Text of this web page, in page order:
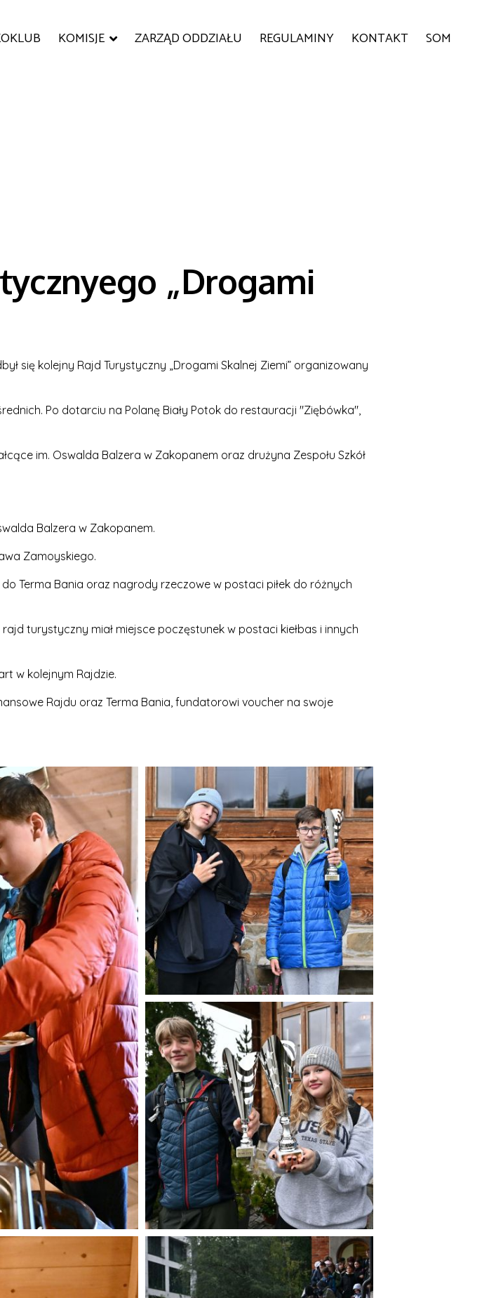
KOMISJE ZARZĄD ODDZIAŁU REGULAMINY KONTAKT SOM
„Drogami
się kolejny Rajd Turystyczny „Drogami Skalnej Ziemi” organizowany
Po dotarciu na Polanę Biały Potok do restauracji "Ziębówka",
im. Oswalda Balzera w Zakopanem oraz drużyna Zespołu Szkół
Balzera w Zakopanem.
Zamoyskiego.
Terma Bania oraz nagrody rzeczowe w postaci piłek do różnych
turystyczny miał miejsce poczęstunek w postaci kiełbas i innych
w kolejnym Rajdzie.
Rajdu oraz Terma Bania, fundatorowi voucher na swoje